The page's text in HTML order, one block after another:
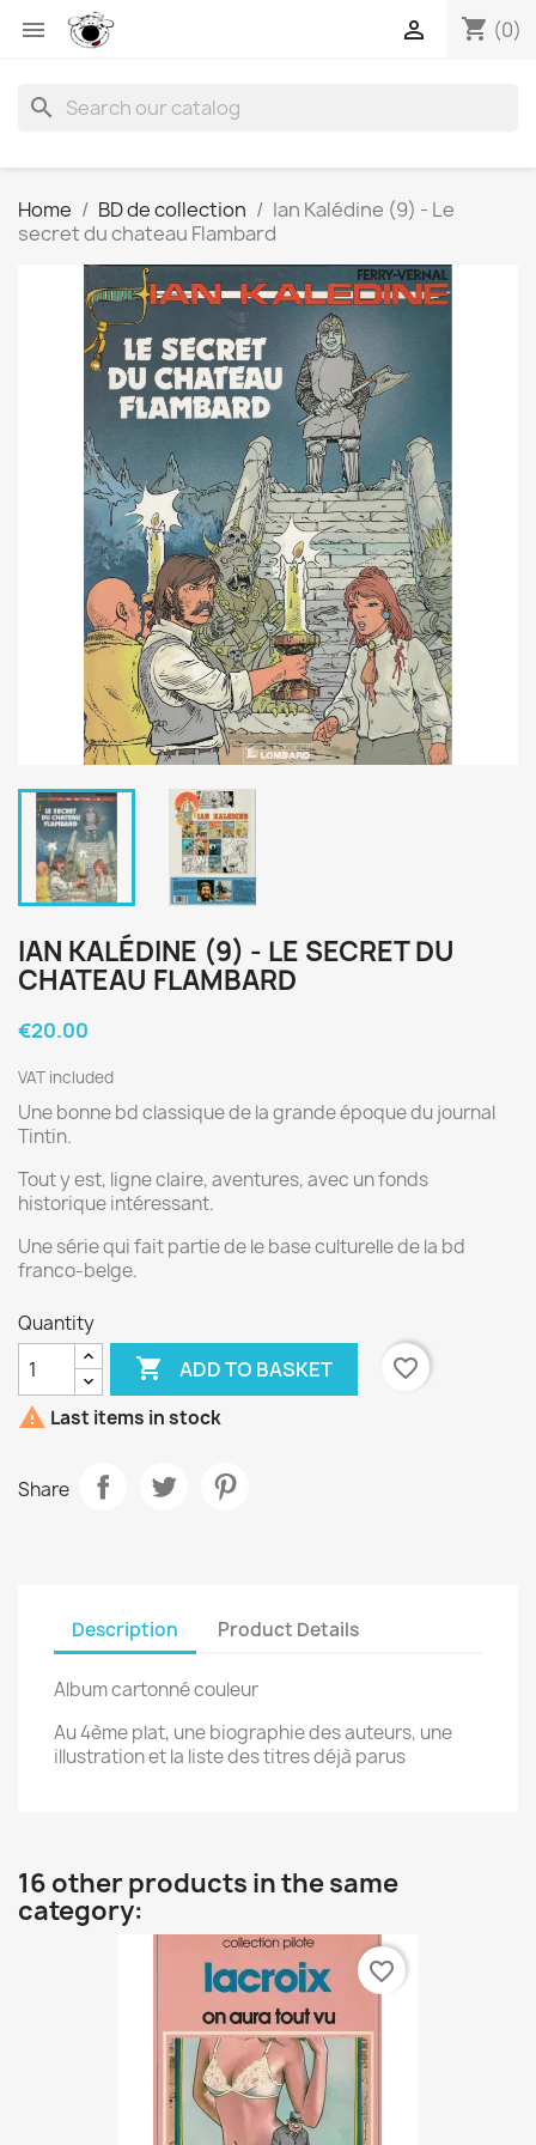
 shopping_cart (0)

search
Home BD de collection
Ian Kalédine (9) - Le
secret du chateau Flambard
IAN KALÉDINE (9) - LE SECRET DU
CHATEAU FLAMBARD
€20.00
VAT included
Une bonne bd classique de la grande époque du journal
Tintin.
Tout y est, ligne claire, aventures, avec un fonds
historique intéressant.
Une série qui fait partie de le base culturelle de la bd
franco-belge.
Quantity
 ADD TO BASKET
favorite_border
 Last items in stock
Share
Description Product Details
Album cartonné couleur
Au 4ème plat, une biographie des auteurs, une
illustration et la liste des titres déjà parus
16 other products in the same
category:
favorite_border